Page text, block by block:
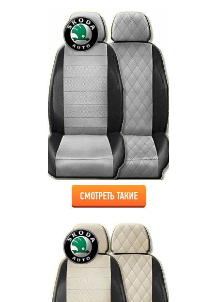
СМОТРЕТЬ ТАКИЕ